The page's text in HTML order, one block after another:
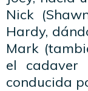
Nick
Hardy,
Mark
el cadaver
conducida